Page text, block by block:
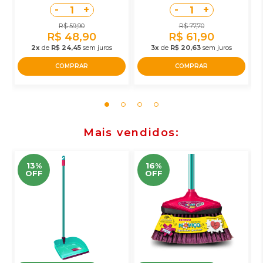
- 1 +
R$ 59,90
R$ 48,90
2x de R$ 24,45 sem juros
COMPRAR
- 1 +
R$ 77,70
R$ 61,90
3x de R$ 20,63 sem juros
COMPRAR
Mais vendidos
13%
OFF
16%
OFF